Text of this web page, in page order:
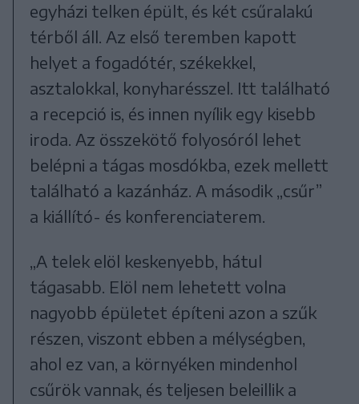
egyházi telken épült, és két csűralakú
térből áll. Az első teremben kapott
helyet a fogadótér, székekkel,
asztalokkal, konyharésszel. Itt található
a recepció is, és innen nyílik egy kisebb
iroda. Az összekötő folyosóról lehet
belépni a tágas mosdókba, ezek mellett
található a kazánház. A második „csűr”
a kiállító- és konferenciaterem.
„A telek elöl keskenyebb, hátul
tágasabb. Elöl nem lehetett volna
nagyobb épületet építeni azon a szűk
részen, viszont ebben a mélységben,
ahol ez van, a környéken mindenhol
csűrök vannak, és teljesen beleillik a